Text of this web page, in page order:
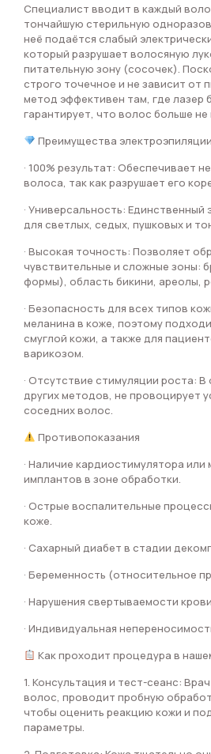
Специалист вводит в каждый
тончайшую стерильную
неё подаётся слабый
который разрушает волосяную
питательную зону (сосочек).
строго точечное и не зависит от
метод эффективен там, где лазер
гарантирует, что волос больше не
Преимущества электроэпиляции
· 100% результат: Обеспечивает
волоса, так как разрушает его
· Универсальность:
для светлых, седых, пушковых и
· Высокая точность: Позволяет
чувствительные и сложные зоны:
формы), область бикини, ареолы,
· Безопасность для всех типов
меланина в коже, поэтому
смуглой кожи, а также для
варикозом.
· Отсутствие стимуляции роста:
других методов, не провоцирует
соседних волос.
Противопоказания
· Наличие кардиостимулятора или
имплантов в зоне обработки.
· Острые воспалительные
коже.
· Сахарный диабет в стадии
· Беременность (относительное
· Нарушения свертываемости крови.
· Индивидуальная
Как проходит процедура в
1. Консультация и тест-сеанс:
волос, проводит пробную
чтобы оценить реакцию кожи и
параметры.